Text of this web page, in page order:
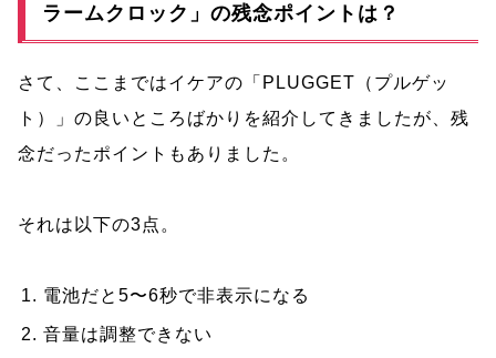
ラームクロック」の残念ポイントは？
さて、ここまではイケアの「PLUGGET（プルゲッ
ト）」の良いところばかりを紹介してきましたが、残
念だったポイントもありました。
それは以下の3点。
電池だと5〜6秒で非表示になる
音量は調整できない